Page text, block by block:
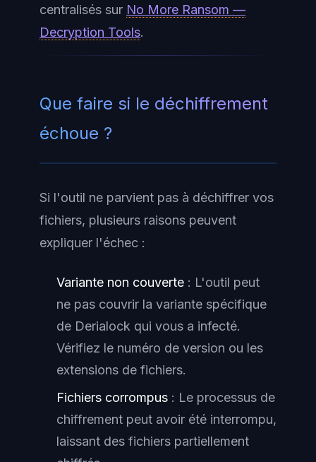
centralisés sur No More Ransom —
Decryption Tools.
Que faire si le déchiffrement
échoue ?
Si l'outil ne parvient pas à déchiffrer vos
fichiers, plusieurs raisons peuvent
expliquer l'échec :
Variante non couverte : L'outil peut
ne pas couvrir la variante spécifique
de Derialock qui vous a infecté.
Vérifiez le numéro de version ou les
extensions de fichiers.
Fichiers corrompus : Le processus de
chiffrement peut avoir été interrompu,
laissant des fichiers partiellement